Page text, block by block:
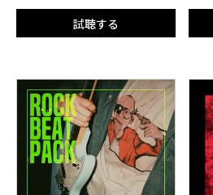
試聴する